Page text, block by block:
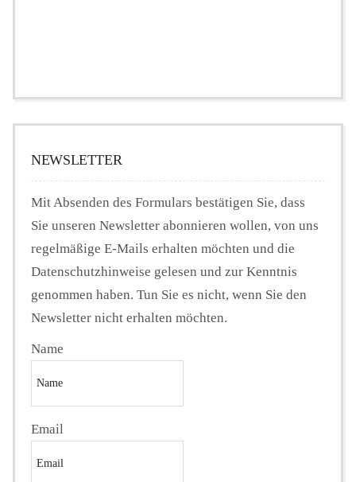
NEWSLETTER
Mit Absenden des Formulars bestätigen Sie, dass
Sie unseren Newsletter abonnieren wollen, von uns
regelmäßige E-Mails erhalten möchten und die
Datenschutzhinweise gelesen und zur Kenntnis
genommen haben. Tun Sie es nicht, wenn Sie den
Newsletter nicht erhalten möchten.
Name
Email